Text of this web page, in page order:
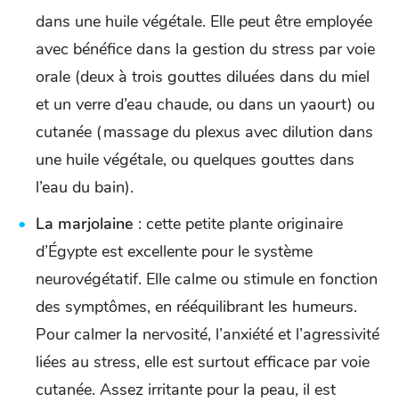
dans une huile végétale. Elle peut être employée
avec bénéfice dans la gestion du stress par voie
orale (deux à trois gouttes diluées dans du miel
et un verre d’eau chaude, ou dans un yaourt) ou
cutanée (massage du plexus avec dilution dans
une huile végétale, ou quelques gouttes dans
l’eau du bain).
La marjolaine : cette petite plante originaire
d’Égypte est excellente pour le système
neurovégétatif. Elle calme ou stimule en fonction
des symptômes, en rééquilibrant les humeurs.
Pour calmer la nervosité, l’anxiété et l’agressivité
liées au stress, elle est surtout efficace par voie
cutanée. Assez irritante pour la peau, il est